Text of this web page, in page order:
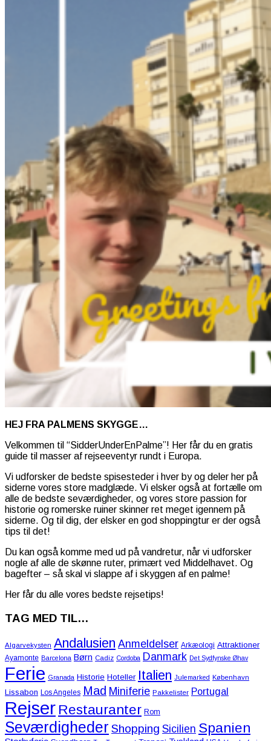
HEJ FRA PALMENS SKYGGE…
Velkommen til “SidderUnderEnPalme”! Her får du en gratis
guide til masser af rejseeventyr rundt i Europa.
Vi udforsker de bedste spisesteder i hver by og deler her på
siderne vores store madglæde. Vi elsker også at fortælle om
alle de bedste seværdigheder, og vores store passion for
historie og romerske ruiner skinner ret meget igennem på
siderne. Og til dig, der elsker en god shoppingtur er der også
tips til det!
Du kan også komme med ud på vandretur, når vi udforsker
nogle af alle de skønne ruter, primært ved Middelhavet. Og
bagefter – så skal vi slappe af i skyggen af en palme!
Her får du alle vores bedste rejsetips!
TAG MED TIL…
Algarvekysten Andalusien Anmeldelser Arkæologi Attraktioner
Ayamonte Barcelona Børn Cadiz Cordoba Danmark Det Sydfynske Øhav
Ferie Granada Historie Hoteller Italien Julemarked København
Lissabon Los Angeles Mad Miniferie Pakkelister Portugal
Rejser Restauranter Rom
Seværdigheder Shopping Sicilien Spanien